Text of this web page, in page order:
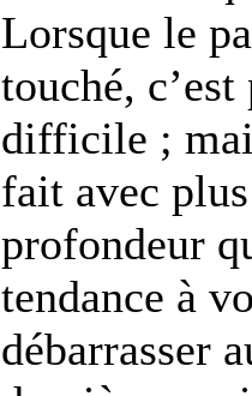
Lorsque le
touché,
difficile ;
fait avec
profondeur
tendance à
débarrasser